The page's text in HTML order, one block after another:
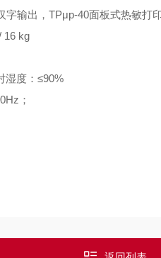
输出，TPμp-40面板式热敏打
kg
度：≤90%
；